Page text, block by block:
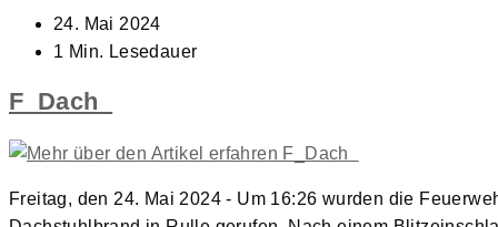
Beitrag
veröffentlicht:
24. Mai 2024
Lesedauer:
1 Min. Lesedauer
F_Dach
Freitag, den 24. Mai 2024 - Um 16:26 wurden die